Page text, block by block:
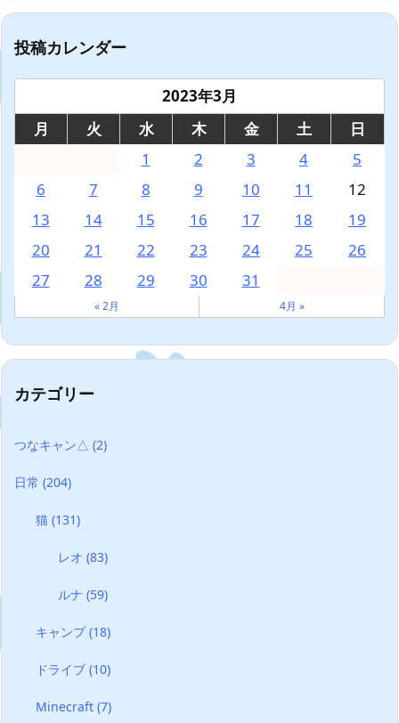
投稿カレンダー
2023年3月
月
火 水 木 金 土
日
1
2 3 4
5
6
7 8 9 10 11
12
13
14 15 16 17 18
19
20
21 22 23 24 25
26
27
28 29 30 31
« 2月 4月 »
カテゴリー
つなキャン△ (2)
日常 (204)
猫(131)
レオ (83)
ルナ (59)
キャンプ(18)
ドライブ(10)
Minecraft(7)